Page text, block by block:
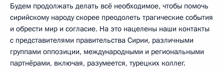
Будем продолжать делать всё необходимое, чтобы помочь
сирийскому народу скорее преодолеть трагические события
и обрести мир и согласие. На это нацелены наши контакты
с представителями правительства Сирии, различными
группами оппозиции, международными и региональными
партнёрами, включая, разумеется, турецких коллег.